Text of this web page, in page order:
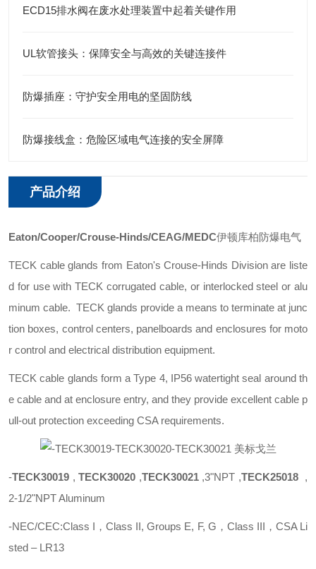
ECD15排水阀在废水处理装置中起着关键作用
UL软管接头：保障安全与高效的关键连接件
防爆插座：守护安全用电的坚固防线
防爆接线盒：危险区域电气连接的安全屏障
产品介绍
Eaton/Cooper/Crouse-Hinds/CEAG/MEDC伊顿库柏防爆电气
TECK cable glands from Eaton's Crouse-Hinds Division are liste
d for use with TECK corrugated cable, or interlocked steel or alu
minum cable. TECK glands provide a means to terminate at junc
tion boxes, control centers, panelboards and enclosures for moto
r control and electrical distribution equipment.
TECK cable glands form a Type 4, IP56 watertight seal around th
e cable and at enclosure entry, and they provide excellent cable p
ull-out protection exceeding CSA requirements.
-TECK30019 ,TECK30020 ,TECK30021,3"NPT ,TECK25018,
2-1/2"NPT Aluminum
-NEC/CEC:Class I，Class II, Groups E, F, G，Class III，CSA Li
sted – LR13